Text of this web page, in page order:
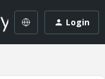
Login